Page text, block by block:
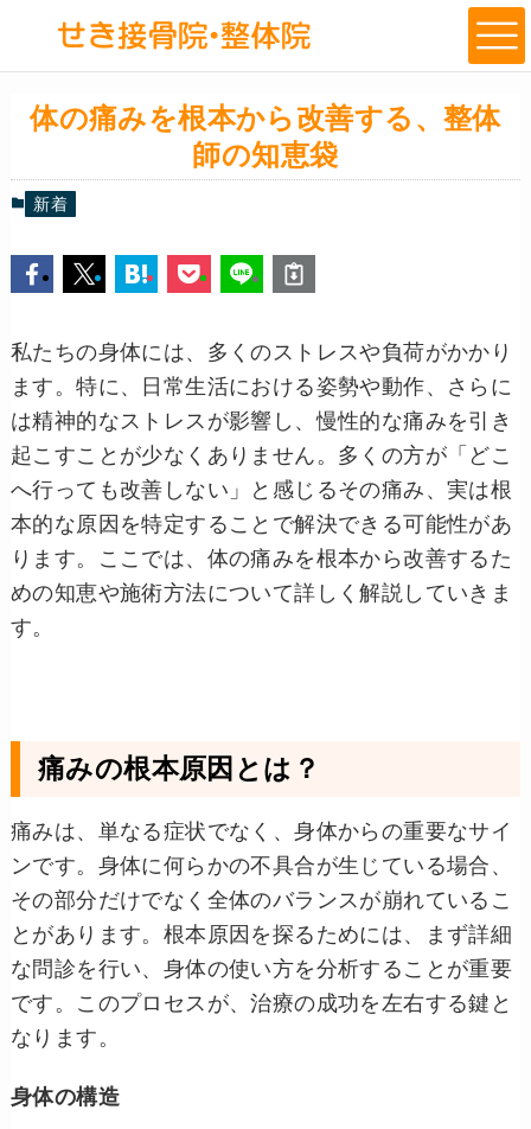
体の痛みを根本から改善する、整体
師の知恵袋
新着
私たちの身体には、多くのストレスや負荷がかかり
ます。特に、日常生活における姿勢や動作、さらに
は精神的なストレスが影響し、慢性的な痛みを引き
起こすことが少なくありません。多くの方が「どこ
へ行っても改善しない」と感じるその痛み、実は根
本的な原因を特定することで解決できる可能性があ
ります。ここでは、体の痛みを根本から改善するた
めの知恵や施術方法について詳しく解説していきま
す。
痛みの根本原因とは？
痛みは、単なる症状でなく、身体からの重要なサイ
ンです。身体に何らかの不具合が生じている場合、
その部分だけでなく全体のバランスが崩れているこ
とがあります。根本原因を探るためには、まず詳細
な問診を行い、身体の使い方を分析することが重要
です。このプロセスが、治療の成功を左右する鍵と
なります。
身体の構造